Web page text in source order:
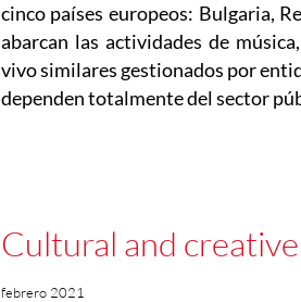
cinco países europeos: Bulgaria,
abarcan las actividades de
vivo similares gestionados por
dependen totalmente del sector
Cultural and
febrero 2021